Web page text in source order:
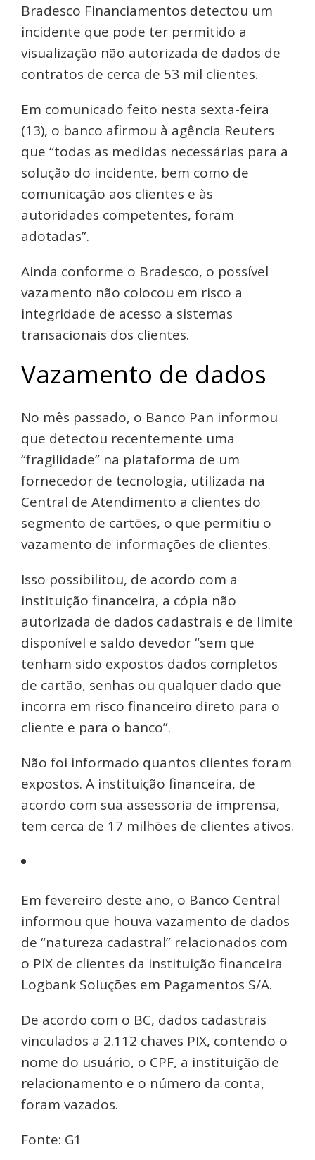
Bradesco Financiamentos detectou um
incidente que pode ter permitido a
visualização não autorizada de dados de
contratos de cerca de 53 mil clientes.
Em comunicado feito nesta sexta-feira
(13), o banco afirmou à agência Reuters
que “todas as medidas necessárias para a
solução do incidente, bem como de
comunicação aos clientes e às
autoridades competentes, foram
adotadas”.
Ainda conforme o Bradesco, o possível
vazamento não colocou em risco a
integridade de acesso a sistemas
transacionais dos clientes.
Vazamento de dados
No mês passado, o Banco Pan informou
que detectou recentemente uma
“fragilidade” na plataforma de um
fornecedor de tecnologia, utilizada na
Central de Atendimento a clientes do
segmento de cartões, o que permitiu o
vazamento de informações de clientes.
Isso possibilitou, de acordo com a
instituição financeira, a cópia não
autorizada de dados cadastrais e de limite
disponível e saldo devedor “sem que
tenham sido expostos dados completos
de cartão, senhas ou qualquer dado que
incorra em risco financeiro direto para o
cliente e para o banco”.
Não foi informado quantos clientes foram
expostos. A instituição financeira, de
acordo com sua assessoria de imprensa,
tem cerca de 17 milhões de clientes ativos.
Em fevereiro deste ano, o Banco Central
informou que houva vazamento de dados
de “natureza cadastral” relacionados com
o PIX de clientes da instituição financeira
Logbank Soluções em Pagamentos S/A.
De acordo com o BC, dados cadastrais
vinculados a 2.112 chaves PIX, contendo o
nome do usuário, o CPF, a instituição de
relacionamento e o número da conta,
foram vazados.
Fonte: G1